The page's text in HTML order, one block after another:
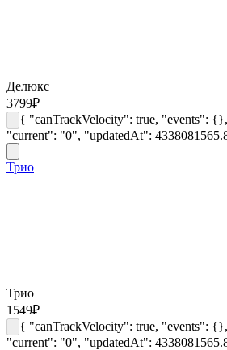
Делюкс
3799₽
{ "canTrackVelocity": true, "events":
"current": "0", "updatedAt":
Трио
Трио
1549₽
{ "canTrackVelocity": true, "events":
"current": "0", "updatedAt":